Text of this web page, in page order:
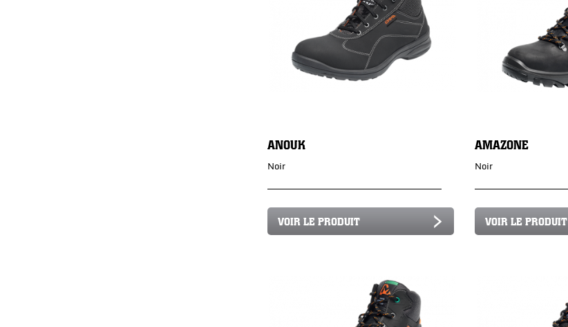
ANOUK
Noir
VOIR LE PRODUIT
AMAZONE
Noir
VOIR LE PRODUIT